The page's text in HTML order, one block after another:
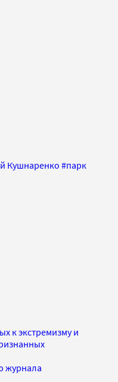
Кушнаренко #парк
к экстремизму и
журнала